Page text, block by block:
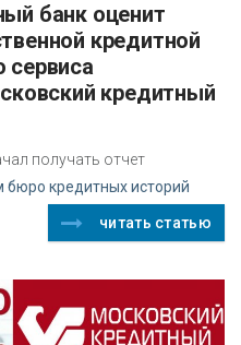
кредитной
кредитный
получать отчет
бюро кредитных историй
читать статью